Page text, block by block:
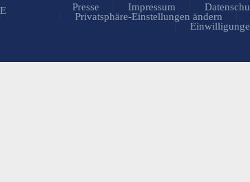
Presse Impressum
Privatsphäre-Einstellungen ändern